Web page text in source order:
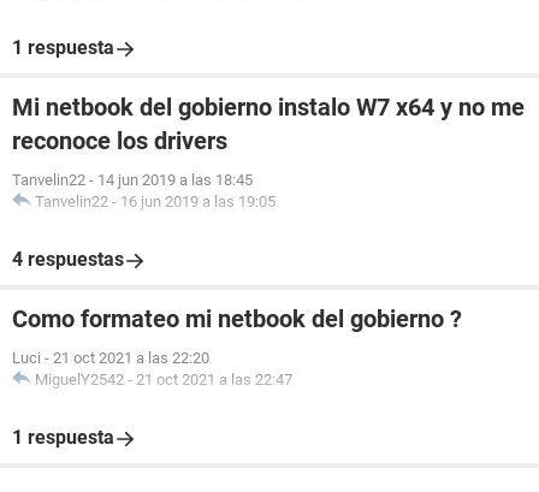
1 respuesta
Mi netbook del gobierno instalo W7 x64 y no me
reconoce los drivers
Tanvelin22 - 14 jun 2019 a las 18:45
Tanvelin22 - 16 jun 2019 a las 19:05
4 respuestas
Como formateo mi netbook del gobierno ?
Luci - 21 oct 2021 a las 22:20
MiguelY2542 - 21 oct 2021 a las 22:47
1 respuesta